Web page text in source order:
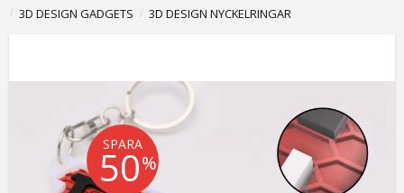
3D DESIGN GADGETS 3D DESIGN NYCKELRINGAR
SPARA
50%